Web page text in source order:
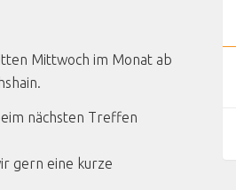
Mittwoch im Monat ab
nächsten Treffen
gern eine kurze